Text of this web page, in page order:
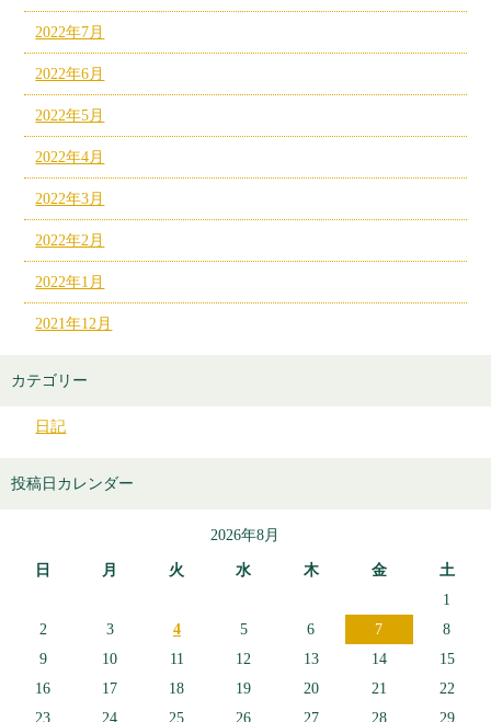
2022年7月
2022年6月
2022年5月
2022年4月
2022年3月
2022年2月
2022年1月
2021年12月
カテゴリー
日記
投稿日カレンダー
2026年8月
日 月 火 水 木 金
土
1
2
3 4 5 6 7
8
9
10 11 12 13 14
15
16
17 18 19 20 21
22
23
24 25 26 27 28 29